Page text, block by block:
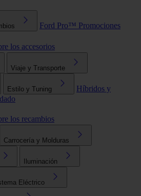
Ford Pro™ Promociones
los accesorios
Viaje y Transporte
Estilo y Tuning
Híbridos y
los recambios
Carrocería y Molduras
Iluminación
Eléctrico